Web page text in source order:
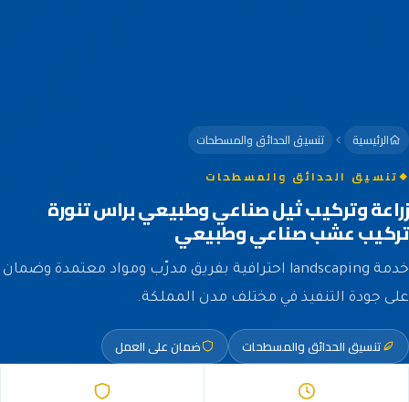
الرئيسية تنسيق الحدائق والمسطحات
تنسيق الحدائق والمسطحات
زراعة وتركيب ثيل صناعي وطبيعي براس تنورة
تركيب عشب صناعي وطبيعي
خدمة landscaping احترافية بفريق مدرّب ومواد معتمدة وضمان
على جودة التنفيذ في مختلف مدن المملكة.
تنسيق الحدائق والمسطحات ضمان على العمل